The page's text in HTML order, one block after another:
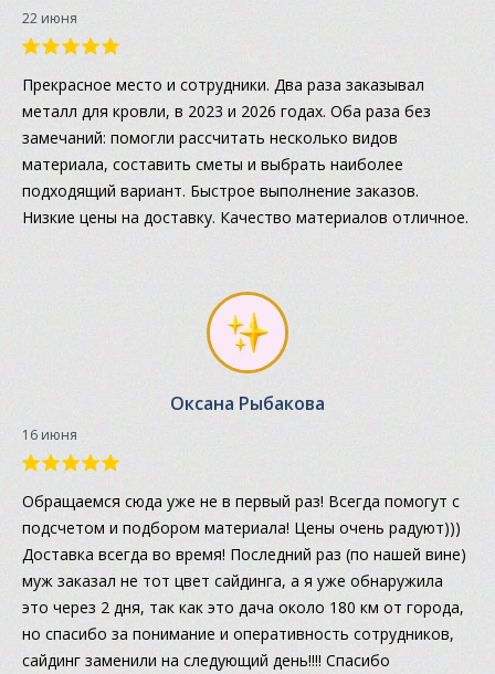
22 июня
Прекрасное место и сотрудники. Два раза заказывал
металл для кровли, в 2023 и 2026 годах. Оба раза без
замечаний: помогли рассчитать несколько видов
материала, составить сметы и выбрать наиболее
подходящий вариант. Быстрое выполнение заказов.
Низкие цены на доставку. Качество материалов отличное.
Оксана Рыбакова
16 июня
Обращаемся сюда уже не в первый раз! Всегда помогут с
подсчетом и подбором материала! Цены очень радуют)))
Доставка всегда во время! Последний раз (по нашей вине)
муж заказал не тот цвет сайдинга, а я уже обнаружила
это через 2 дня, так как это дача около 180 км от города,
но спасибо за понимание и оперативность сотрудников,
сайдинг заменили на следующий день!!!! Спасибо